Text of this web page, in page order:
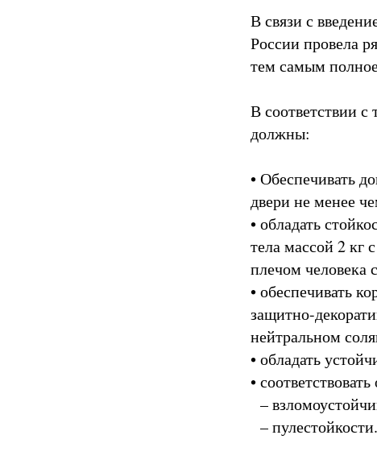
В связи с
России провела
тем самым
В соответствии
должны:
• Обеспечивать
двери не менее
• обладать
тела массой 2 кг
плечом человека
• обеспечивать
защитно-
нейтральном
• обладать
•
–
– пулестойкости.